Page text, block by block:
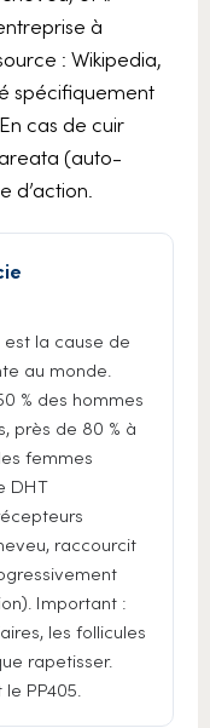
à
: Wikipedia,
spécifiquement
cas de cuir
(auto-
d’action.
est la cause de
au monde.
% des hommes
près de 80 % à
femmes
DHT
raccourcit
Important :
les follicules
rapetisser.
PP405.